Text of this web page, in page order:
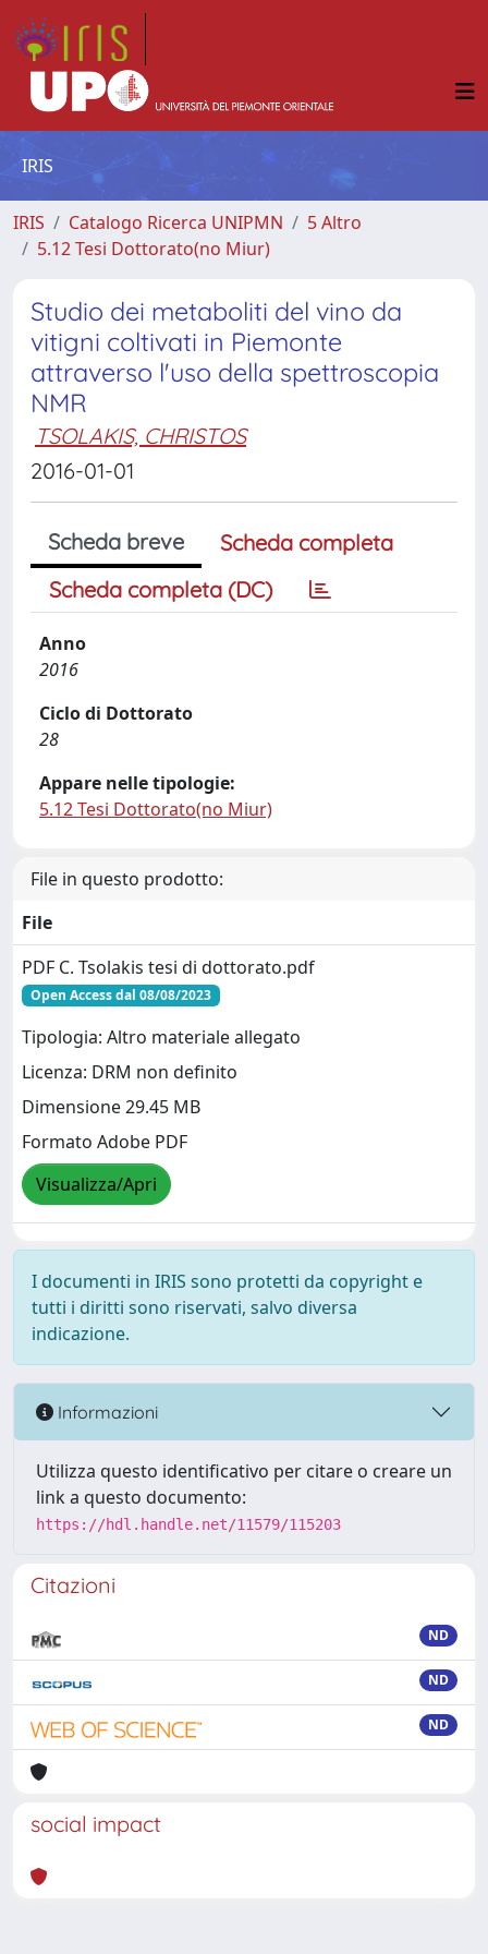
IRIS
IRIS Catalogo Ricerca UNIPMN
5 Altro
5.12 Tesi Dottorato(no Miur)
Studio dei metaboliti del vino da
vitigni coltivati in Piemonte
attraverso l'uso della spettroscopia
NMR
TSOLAKIS, CHRISTOS
2016-01-01
Scheda breve
Scheda completa
Scheda completa (DC)
Anno
2016
Ciclo di Dottorato
28
Appare nelle tipologie:
5.12 Tesi Dottorato(no Miur)
File in questo prodotto:
File
PDF C. Tsolakis tesi di dottorato.pdf
Open Access dal 08/08/2023
Tipologia: Altro materiale allegato
Licenza: DRM non definito
Dimensione 29.45 MB
Formato Adobe PDF
Visualizza/Apri
I documenti in IRIS sono protetti da copyright e
tutti i diritti sono riservati, salvo diversa
indicazione.
Informazioni
Utilizza questo identificativo per citare o creare un
link a questo documento:
https://hdl.handle.net/11579/115203
Citazioni
ND
ND
ND
social impact